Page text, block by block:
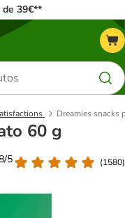
de 39€**
Dreamies snacks
60 g
5
(1580)